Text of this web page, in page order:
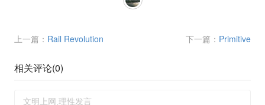
上一篇： Rail Revolution 下一篇： Primitive
相关评论(0)